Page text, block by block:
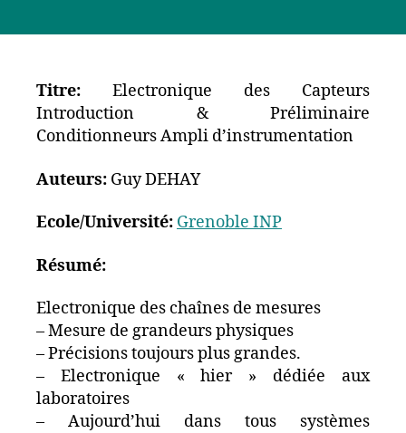
Titre: Electronique des Capteurs
Introduction & Préliminaire
Conditionneurs Ampli d’instrumentation
Auteurs: Guy DEHAY
Ecole/Université: Grenoble INP
Résumé:
Electronique des chaînes de mesures
– Mesure de grandeurs physiques
– Précisions toujours plus grandes.
– Electronique « hier » dédiée aux
laboratoires
– Aujourd’hui dans tous systèmes